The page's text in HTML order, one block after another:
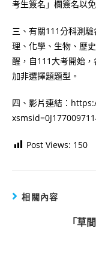
考生簽名」欄簽名以
三、有關111分科測
理、化學、生物、歷
醒，自111大考開始
加非選擇題題型。
四、影片連結：
Post Views: 150
相關內容
「草